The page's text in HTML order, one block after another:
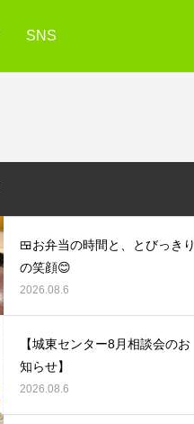
SNS
🍱お弁当の時間と、とびっきり
の笑顔😊
2026.08.6
【城東センター8月相談会のお
知らせ】
2026.08.6